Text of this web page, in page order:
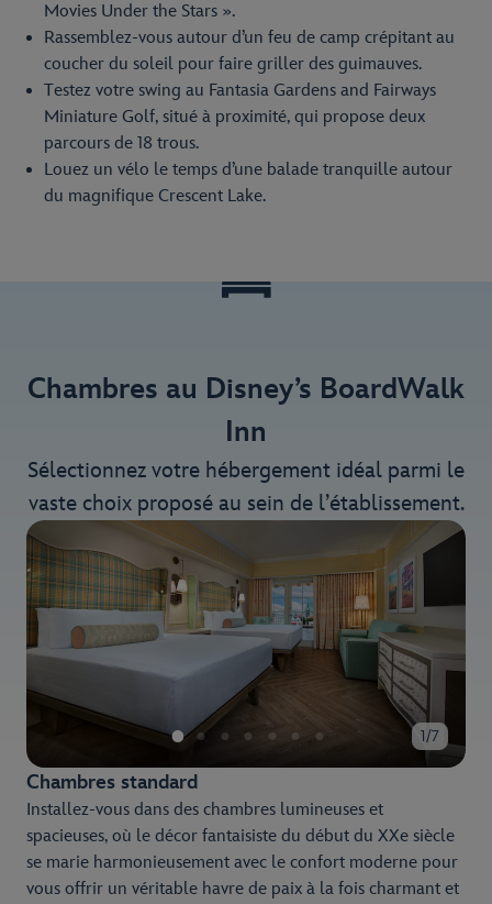
Movies Under the Stars ».
Rassemblez-vous autour d’un feu de camp crépitant au
coucher du soleil pour faire griller des guimauves.
Testez votre swing au Fantasia Gardens and Fairways
Miniature Golf, situé à proximité, qui propose deux
parcours de 18 trous.
Louez un vélo le temps d’une balade tranquille autour
du magnifique Crescent Lake.
Chambres au Disney’s BoardWalk
Inn
Sélectionnez votre hébergement idéal parmi le
vaste choix proposé au sein de l’établissement.
1/7
Chambres standard
Installez-vous dans des chambres lumineuses et
spacieuses, où le décor fantaisiste du début du XXe siècle
se marie harmonieusement avec le confort moderne pour
vous offrir un véritable havre de paix à la fois charmant et